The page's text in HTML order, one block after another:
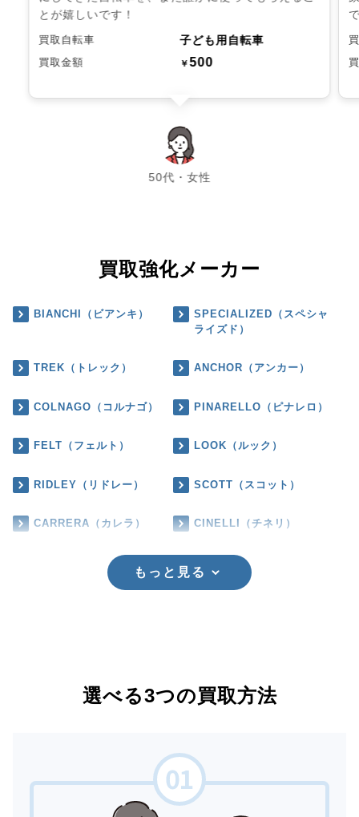
とが嬉しいです！
買取自転車 子ども用自転車
買取金額 ￥500
50代・女性
chevron_left chevron_right
買取強化メーカー
BIANCHI（ビアンキ）
SPECIALIZED（スペシャ
ライズド）
TREK（トレック） ANCHOR（アンカー）
COLNAGO（コルナゴ） PINARELLO（ピナレロ）
FELT（フェルト） LOOK（ルック）
RIDLEY（リドレー） SCOTT（スコット）
CARRERA（カレラ） CINELLI（チネリ）
もっと見る
選べる3つの買取方法